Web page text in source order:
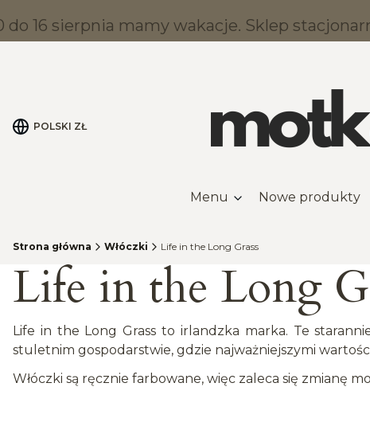
do 16 sierpnia mamy wakacje. Sklep
POLSKI ZŁ
Menu Nowe produkty
Strona główna Włóczki Life in the Long Grass
Life in the Long
Life in the Long Grass to irlandzka marka. Te
stuletnim gospodarstwie, gdzie najważniejszymi
Włóczki są ręcznie farbowane, więc zaleca się zmianę